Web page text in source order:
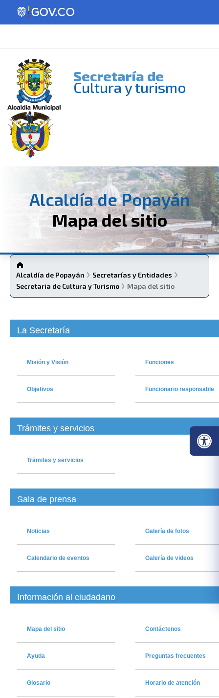
Secretaría de
Cultura y turismo
Alcaldía de Popayán
Mapa del sitio
Alcaldía de Popayán
Secretarías y Entidades
Secretaria de Cultura y Turismo
Mapa del sitio
La Secretaría
Misión y Visión
Objetivos
Funciones
Funcionario responsable
Trámites y servicios
Trámites y servicios
Sala de prensa
Noticia​s
Calendario de​ eventos
Galería de fotos
Galería de videos
Información al ciudadano
Mapa del sitio
Ayuda
Glosario
Contáctenos
Preguntas frecuentes
Horario de atención